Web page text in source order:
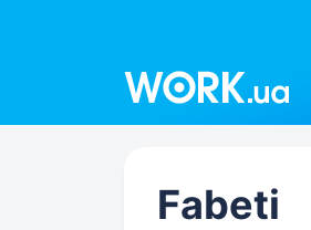
Fabeti